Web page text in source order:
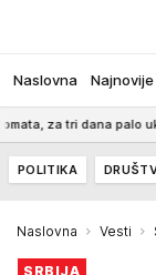
Naslovna Najnovije
za tri dana palo
POLITIKA
Naslovna Vesti
SRBIJA